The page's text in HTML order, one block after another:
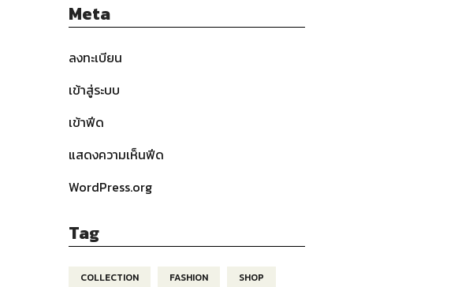
Meta
ลงทะเบียน
เข้าสู่ระบบ
เข้าฟีด
แสดงความเห็นฟีด
WordPress.org
Tag
COLLECTION FASHION SHOP